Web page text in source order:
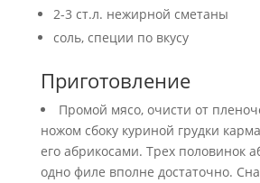
2-3 ст.л. нежирной сметаны
соль, специи по вкусу
Приготовление
Промой мясо, очисти от
ножом сбоку куриной грудки
его абрикосами. Трех половинок
одно филе вполне достаточно.